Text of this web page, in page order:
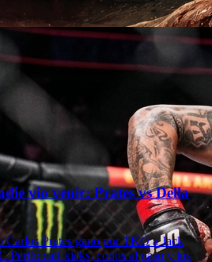
vio venir: Prates vs Della
Carlos Prates gano por TKO a Jack
Perth: calf kicks, codos al paso y los